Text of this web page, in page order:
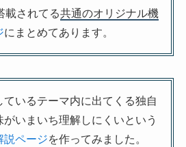
載されてる共通のオリジナル機
にまとめてあります。
いるテーマ内に出てくる独自
がいまいち理解しにくいという
説ページを作ってみました。